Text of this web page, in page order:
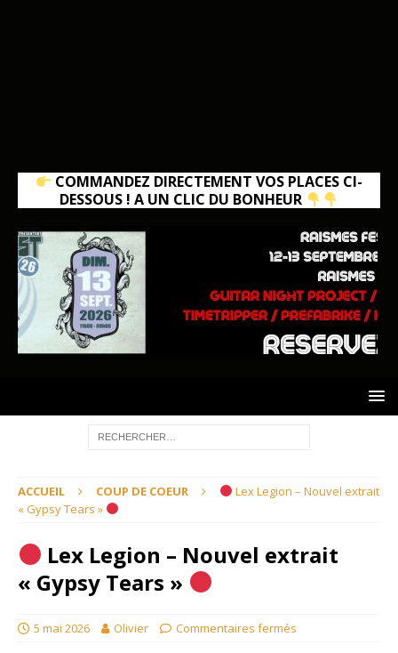
COMMANDEZ DIRECTEMENT VOS PLACES CI-
DESSOUS ! A UN CLIC DU BONHEUR
ACCUEIL COUP DE COEUR
Lex Legion – Nouvel extrait
« Gypsy Tears »
Lex Legion – Nouvel extrait
« Gypsy Tears »
5 mai 2026 Olivier Commentaires fermés